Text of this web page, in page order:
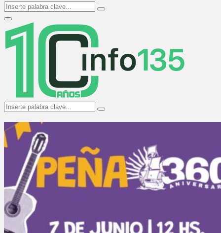
Search
for:
Search
Primary
Menu
Search
for:
Search